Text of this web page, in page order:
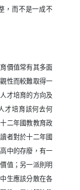
，而不是一成不
價值常有其多面
性而較難取得一
才培育的方向及
才培育該何去何
二年國教教育政
者對於十二年國
中的存廢，有一
值；另一派則明
生應該分散在各